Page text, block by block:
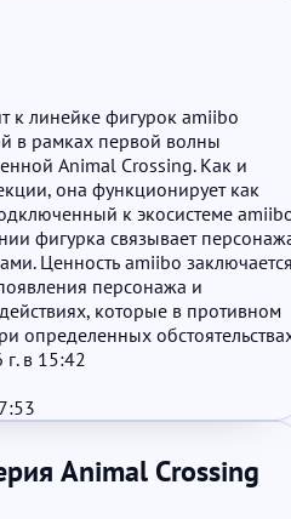
к линейке фигурок amiibo
в рамках первой волны
Animal Crossing. Как и
она функционирует как
к экосистеме
фигурка связывает
Ценность amiibo
персонажа и
которые в противном
определенных
в 15:42
Animal Crossing